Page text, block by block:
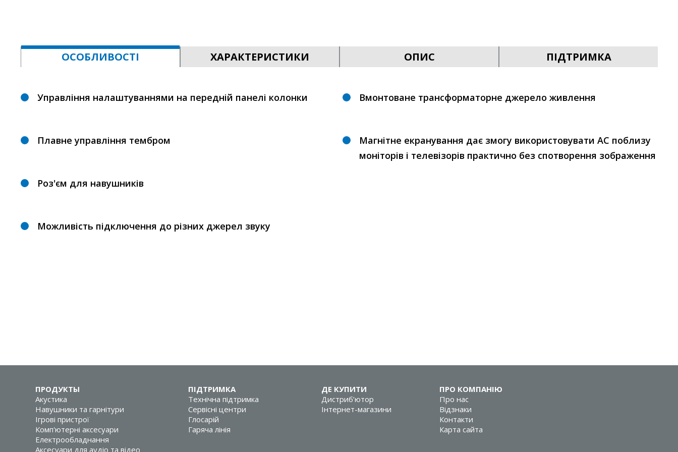
ОСОБЛИВОСТІ ХАРАКТЕРИСТИКИ ОПИС ПІДТРИМКА
Управління налаштуваннями на передній панелі колонки
Плавне управління тембром
Роз'єм для навушників
Можливість підключення до різних джерел звуку
Вмонтоване трансформаторне джерело живлення
Магнітне екранування дає змогу використовувати АС поблизу
моніторів і телевізорів практично без спотворення зображення
ПРОДУКТЫ
Акустика
Навушники та гарнітури
Ігрові пристрої
Комп'ютерні аксесуари
Електрообладнання
Аксесуари для аудіо та відео
ПІДТРИМКА
Технічна підтримка
Сервісні центри
Глосарій
Гаряча лінія
ДЕ КУПИТИ
Дистриб’ютор
Інтернет-магазини
ПРО КОМПАНІЮ
Про нас
Відзнаки
Контакти
Карта сайта